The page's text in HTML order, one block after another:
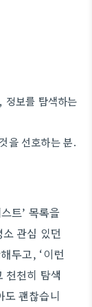
정보를 탐색하는
을 선호하는 분.
트’ 목록을
관심 있던
두고, ‘이런
천천히 탐색
도 괜찮습니